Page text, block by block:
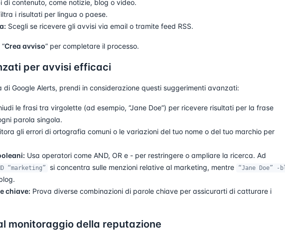
di contenuto, come notizie, blog o video.
i risultati per lingua o paese.
Scegli se ricevere gli avvisi via email o tramite feed RSS.
Crea avviso” per completare il processo.
per avvisi efficaci
di Google Alerts, prendi in considerazione questi suggerimenti avanzati:
le frasi tra virgolette (ad esempio, “Jane Doe”) per ricevere risultati per la frase
parola singola.
gli errori di ortografia comuni o le variazioni del tuo nome o del tuo marchio per
Usa operatori come AND, OR e - per restringere o ampliare la ricerca. Ad
“marketing” si concentra sulle menzioni relative al marketing, mentre “Jane Doe” -
chiave: Prova diverse combinazioni di parole chiave per assicurarti di catturare i
monitoraggio della reputazione